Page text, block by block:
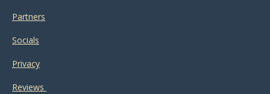
Partners
Socials
Privacy
Reviews